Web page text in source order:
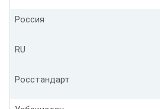
Россия
RU
Росстандарт